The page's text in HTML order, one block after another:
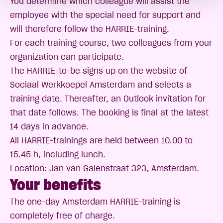
employee with the special need for support and
will therefore follow the HARRIE-training.
For each training course, two colleagues from your
organization can participate.
The HARRIE-to-be signs up on the website of
Sociaal Werkkoepel Amsterdam and selects a
training date. Thereafter, an Outlook invitation for
that date follows. The booking is final at the latest
14 days in advance.
All HARRIE-trainings are held between 10.00 to
15.45 h, including lunch.
Location: Jan van Galenstraat 323, Amsterdam.
Your benefits
The one-day Amsterdam HARRIE-training is
completely free of charge.